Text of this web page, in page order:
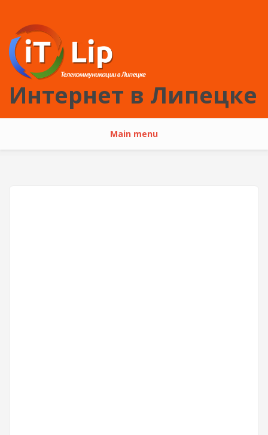
Интернет в Липецке
Main menu